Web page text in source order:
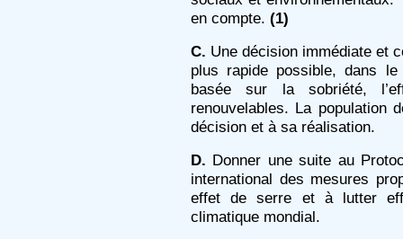
en compte. (1)
C. Une décision immédiate et
plus rapide possible, dans le
basée sur la sobriété,
renouvelables. La population
décision et à sa réalisation.
D. Donner une suite au
international des mesures
effet de serre et à lutter
climatique mondial.